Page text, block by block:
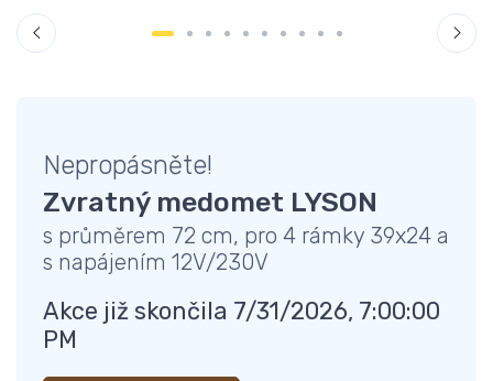
Nepropásněte!
Zvratný medomet LYSON
s průměrem 72 cm, pro 4 rámky 39x24 a
s napájením 12V/230V
Akce již skončila 7/31/2026, 7:00:00
PM